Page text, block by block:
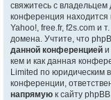
свяжитесь с
конференция
Yahoo!, free.fr, f2s.com и
домена. Учтите, что
данной конференцией и
кем и как данная
Limited по юридическим
конференции,
напрямую к сайту